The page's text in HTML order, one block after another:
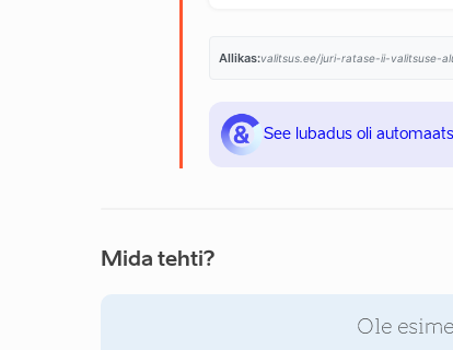
Allikas:valitsus.ee/juri-ratase-ii-valitsuse-
See lubadus oli
Mida tehti?
Ole